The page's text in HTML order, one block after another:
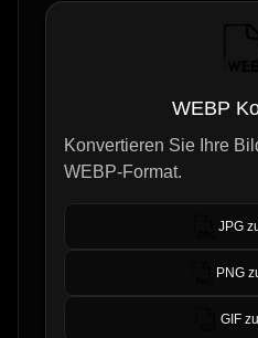
WEBP
Konvertieren Sie Ihre
WEBP-Format.
JPG
PNG
GIF